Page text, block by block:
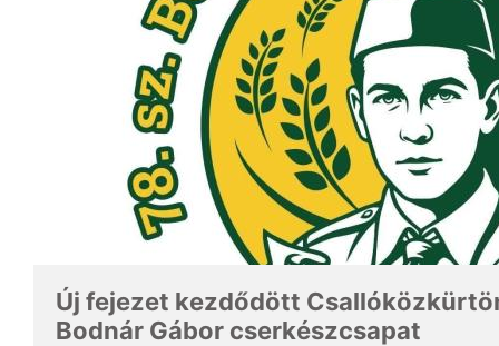
Új fejezet kezdődött
Bodnár Gábor cserkészcsapat